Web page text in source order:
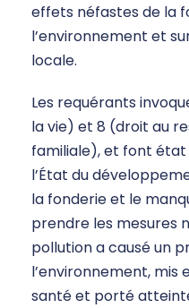
effets néfastes de la
l’environnement et
locale.
Les requérants
la vie) et 8 (droit au
familiale), et font état
l’État du
la fonderie et le
prendre les mesures
pollution a causé un
l’environnement, mis
santé et porté